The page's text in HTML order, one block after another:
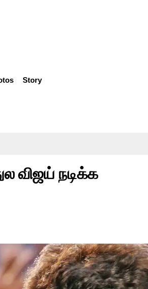
Story
விஜய் நடிக்க